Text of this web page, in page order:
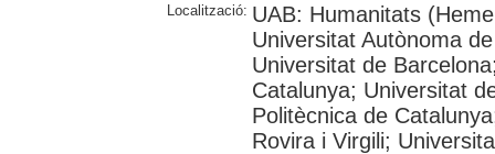
Localització: UAB: Humanitats
Universitat Autònoma
Universitat de
Catalunya; Universitat
Politècnica de
Rovira i Virgili;